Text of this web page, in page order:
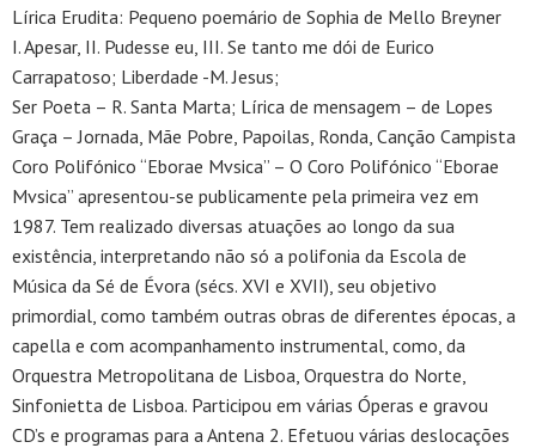
Lírica Erudita: Pequeno poemário de Sophia de Mello Breyner
I. Apesar, II. Pudesse eu, III. Se tanto me dói de Eurico
Carrapatoso; Liberdade -M. Jesus;
Ser Poeta – R. Santa Marta; Lírica de mensagem – de Lopes
Graça – Jornada, Mãe Pobre, Papoilas, Ronda, Canção Campista
Coro Polifónico “Eborae Mvsica” – O Coro Polifónico “Eborae
Mvsica” apresentou-se publicamente pela primeira vez em
1987. Tem realizado diversas atuações ao longo da sua
existência, interpretando não só a polifonia da Escola de
Música da Sé de Évora (sécs. XVI e XVII), seu objetivo
primordial, como também outras obras de diferentes épocas, a
capella e com acompanhamento instrumental, como, da
Orquestra Metropolitana de Lisboa, Orquestra do Norte,
Sinfonietta de Lisboa. Participou em várias Óperas e gravou
CD’s e programas para a Antena 2. Efetuou várias deslocações